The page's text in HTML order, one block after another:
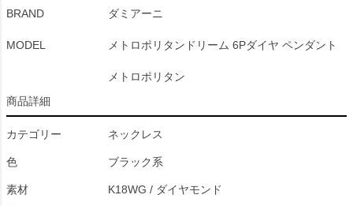
BRAND ダミアーニ
MODEL メトロポリタンドリーム 6Pダイヤ ペンダント
メトロポリタン
商品詳細
カテゴリー ネックレス
色 ブラック系
素材
K18WG / ダイヤモンド